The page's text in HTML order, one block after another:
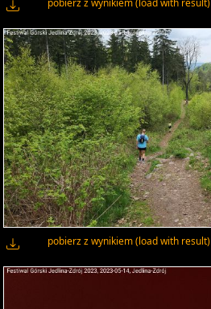
pobierz z wynikiem (load with result)